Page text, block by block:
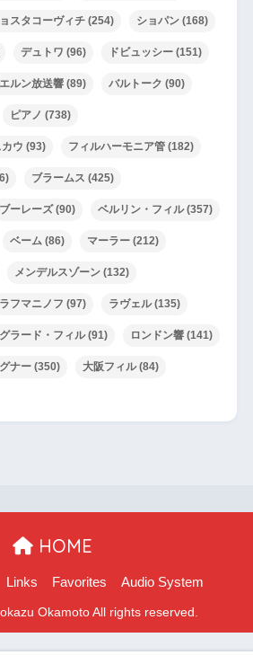
スタコーヴィチ(254) ショパン(168)
デュトワ (96) ドビュッシー(151)
ルン放送響(89) バルトーク (90)
ピアノ (738)
ウ (93) フィルハーモニア管(182)
ブラームス (425)
ブーレーズ(90) ベルリン・フィル(357)
ベーム (86) マーラー(212)
メンデルスゾーン(132)
ラフマニノフ (97) ラヴェル(135)
ラード・フィル(91) ロンドン響(141)
ナー(350) 大阪フィル(84)
HOME
Links Favorites Audio System